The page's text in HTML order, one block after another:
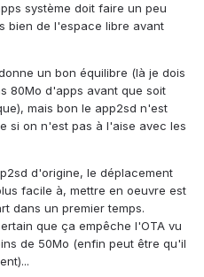
système doit faire un peu
bien de l'espace libre avant
un bon équilibre (là je dois
80Mo d'apps avant que soit
mais bon le app2sd n'est
si on n'est pas à l'aise avec les
d'origine, le déplacement
facile à, mettre en oeuvre est
dans un premier temps.
que ça empêche l'OTA vu
de 50Mo (enfin peut être qu'il